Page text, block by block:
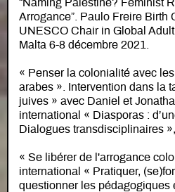
“Naming Palestine? Feminist
Arrogance”. Paulo Freire Birth
UNESCO Chair in Global
Malta 6-8 décembre 2021.
« Penser la colonialité avec
arabes ». Intervention dans la
juives » avec Daniel et
international « Diasporas :
Dialogues transdisciplinaires »,
« Se libérer de l'arrogance
international « Pratiquer,
questionner les pédagogiques